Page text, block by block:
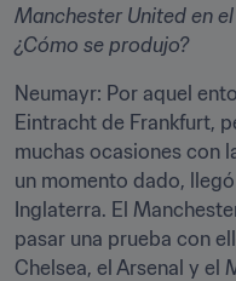
Manchester United en
¿Cómo se produjo?
Neumayr: Por aquel
Eintracht de Frankfurt,
muchas ocasiones con
un momento dado,
Inglaterra. El
pasar una prueba con
Chelsea, el Arsenal y el